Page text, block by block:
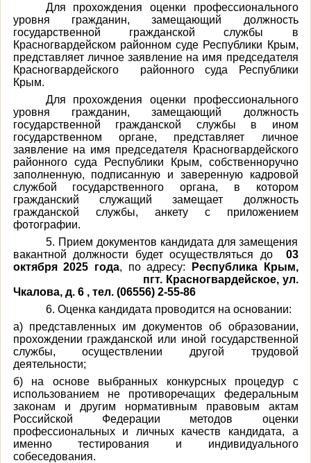
Для прохождения оценки профессионального
уровня гражданин, замещающий должность
государственной гражданской службы в
Красногвардейском районном суде Республики Крым,
представляет личное заявление на имя председателя
Красногвардейского
районного суда Республики
Крым.
Для прохождения оценки профессионального
уровня гражданин, замещающий должность
государственной гражданской службы в ином
государственном органе, представляет личное
заявление на имя председателя Красногвардейского
районного суда Республики Крым, собственноручно
заполненную, подписанную и заверенную кадровой
службой государственного органа, в котором
гражданский служащий замещает должность
гражданской службы, анкету с приложением
фотографии.
5. Прием документов кандидата для замещения
вакантной должности будет осуществляться до 03
октября2025 года, по адресу:
Республика Крым,
пгт. Красногвардейское, ул.
Чкалова, д. 6 , тел. (06556) 2-55-86
6. Оценка кандидата проводится на основании:
а) представленных им документов об образовании,
прохождении гражданской или иной государственной
службы, осуществлении другой трудовой
деятельности;
б) на основе выбранных конкурсных процедур с
использованием не противоречащих федеральным
законам и другим нормативным правовым актам
Российской Федерации методов оценки
профессиональных и личных качеств кандидата, а
именно тестирования и индивидуального
собеседования.